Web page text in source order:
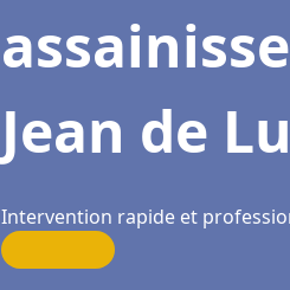
Jean de
Intervention rapide et